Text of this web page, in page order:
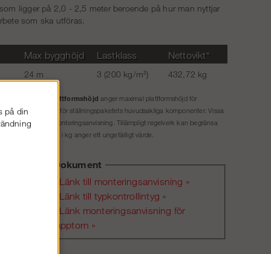
ligger på 2,0 - 2,5 meter beroende på hur man nyttjar
som ska utföras.
Max bygghöjd Lastklass Nettovikt*
24 m 3 (200 kg/m²) 432,72 kg
Plattformshöjd anger maximal plattformshöjd för
material som gäller för ställningspaketets huvudsakliga komponenter. Vissa
höjd enligt monteringsanvisning. Tillämpligt regelverk kan begränsa
Tillåten belastning i kg anger ett ungefärligt värde.
Dokument
Länk till monteringsanvisning »
Länk till typkontrollintyg »
Länk monteringsanvisning för
trapptorn »
på din